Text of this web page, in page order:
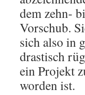
dem zehn-
Vorschub.
sich also in
drastisch
ein Projekt
worden ist.